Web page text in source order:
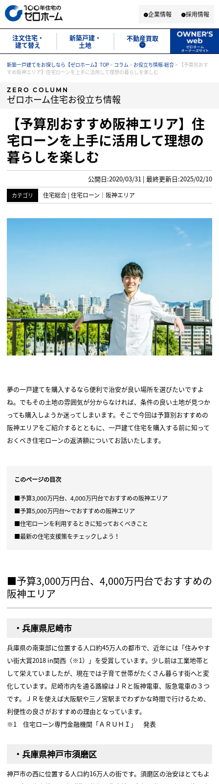
企業情報 採用情報
注文住宅・
建て替え
新築戸建・
土地
不動産買取
新築一戸建てをお探しなら【ゼロホーム】TOP> コラム > お役立ち情報-総合> 【予算別おす
すめ阪神エリア】住宅ローンを上手に活用して理想の暮らしを楽しむ
ZERO COLUMN
ゼロホーム住宅お役立ち情報
【予算別おすすめ阪神エリア】住
宅ローンを上手に活用して理想の
暮らしを楽しむ
カテゴリ 住宅総合 | 住宅ローン ｜ 阪神エリア
公開日:2020/03/31 | 最終更新日:2025/02/10
夢の一戸建てを購入するなら便利で治安が良い場所を選びたいですよ
ね。でもその土地の雰囲気が分からなければ、条件の良い土地が見つか
っても購入しようか迷ってしまいます。そこで今回は予算別おすすめの
阪神エリアをご紹介するとともに、一戸建て住宅を購入する前に知って
おくべき住宅ローンの返済額についてお話いたします。
このページの目次
■予算3,000万円台、4,000万円台でおすすめの阪神エリア
■予算5,000万円台〜でおすすめの阪神エリア
■住宅ローンを利用するときに知っておくべきこと
■最新の住宅支援策をチェックしよう！
■予算3,000万円台、4,000万円台でおすすめの
阪神エリア
・兵庫県尼崎市
兵庫県の南東部に位置する人口約45万人の都市で、近年には「住みやす
い街大賞2018 in関西（※1）」を受賞しています。少し前は工業地帯と
して栄えていましたが、現在では子育て世帯がたくさん暮らす街へと変
化しています。尼崎市内を通る路線はＪＲと阪神電車、阪急電車の３つ
です。ＪＲを使えば大阪駅や三ノ宮駅までわずかな時間で行けるため、
利便性の良さがおすすめの理由となっています。
※1 住宅ローン専門金融機関「ＡＲＵＨＩ」 発表
・兵庫県神戸市須磨区
神戸市の西に位置する人口約16万人の街です。須磨区の治安はとてもよ